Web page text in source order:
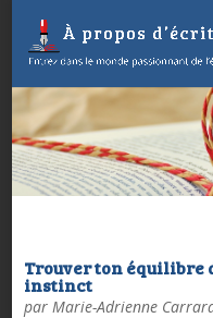
Trouver ton équilibre
instinct
par Marie-Adrienne